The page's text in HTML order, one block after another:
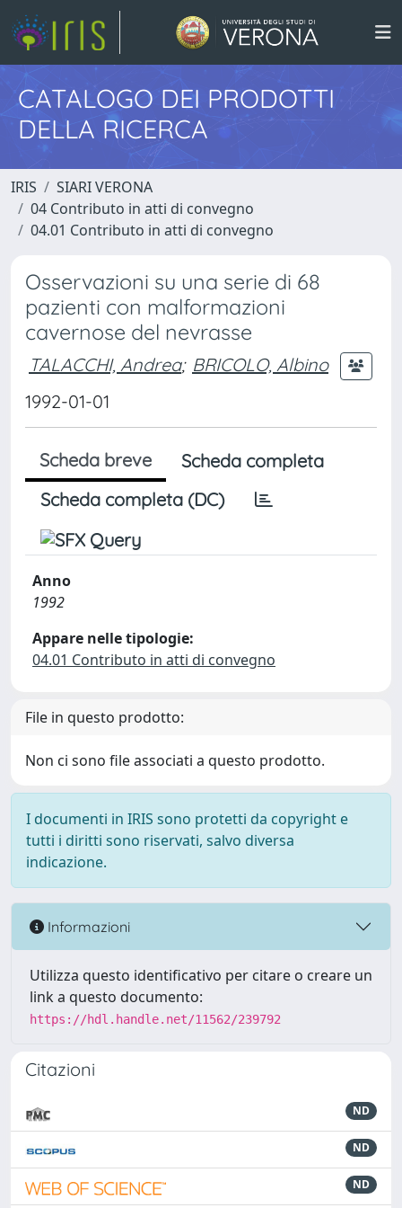
CATALOGO DEI PRODOTTI
DELLA RICERCA
IRIS
SIARI VERONA
04 Contributo in atti di convegno
04.01 Contributo in atti di convegno
Osservazioni su una serie di 68
pazienti con malformazioni
cavernose del nevrasse
TALACCHI, Andrea; BRICOLO, Albino
1992-01-01
Scheda breve
Scheda completa
Scheda completa (DC)
Anno
1992
Appare nelle tipologie:
04.01 Contributo in atti di convegno
File in questo prodotto:
Non ci sono file associati a questo prodotto.
I documenti in IRIS sono protetti da copyright e
tutti i diritti sono riservati, salvo diversa
indicazione.
Informazioni
Utilizza questo identificativo per citare o creare un
link a questo documento:
https://hdl.handle.net/11562/239792
Citazioni
ND
ND
ND